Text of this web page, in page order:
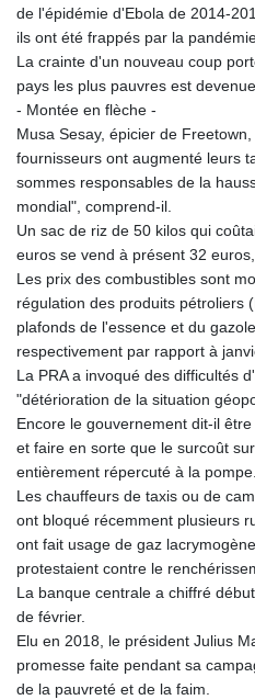
de l'épidémie d'Ebola de 2014-
ils ont été frappés par la
La crainte d'un nouveau coup
pays les plus pauvres est
- Montée en flèche -
Musa Sesay, épicier de
fournisseurs ont augmenté leurs
sommes responsables de la
mondial", comprend-il.
Un sac de riz de 50 kilos qui
euros se vend à présent 32
Les prix des combustibles sont
régulation des produits pétroliers
plafonds de l'essence et du
respectivement par rapport à
La PRA a invoqué des difficultés
"détérioration de la situation
Encore le gouvernement dit-il
et faire en sorte que le surcoût
entièrement répercuté à la pompe.
Les chauffeurs de taxis ou de
ont bloqué récemment plusieurs
ont fait usage de gaz
protestaient contre le
La banque centrale a chiffré
de février.
Elu en 2018, le président Julius
promesse faite pendant sa
de la pauvreté et de la faim.